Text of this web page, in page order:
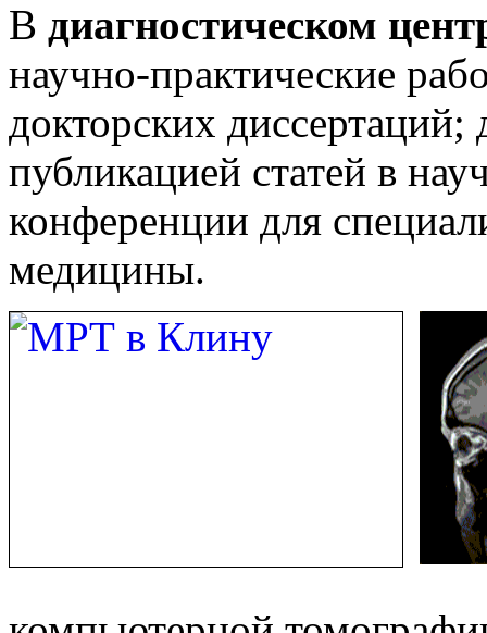
В диагностическом
научно-практические
докторских диссертаций;
публикацией статей в
конференции для
медицины.